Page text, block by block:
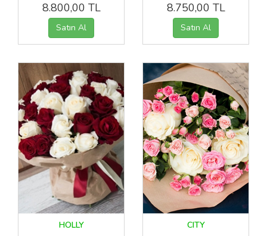
8.800,00 TL 8.750,00 TL
HOLLY CITY